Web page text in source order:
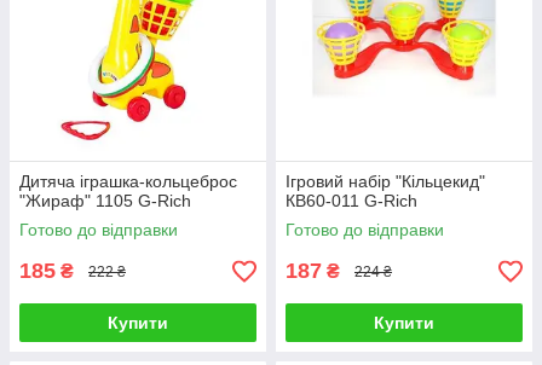
Дитяча іграшка-кольцеброс
"Жираф" 1105 G-Rich
Готово до відправки
185 ₴ 222 ₴
Купити
Ігровий набір "Кільцекид"
КВ60-011 G-Rich
Готово до відправки
187 ₴ 224 ₴
Купити